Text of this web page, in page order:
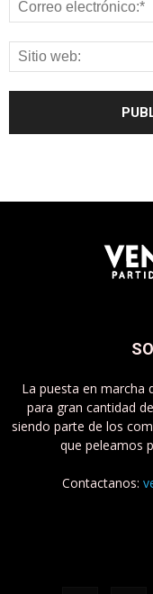
La puesta en marcha
para gran cantidad
siendo parte de los
que peleamos
Contactanos: